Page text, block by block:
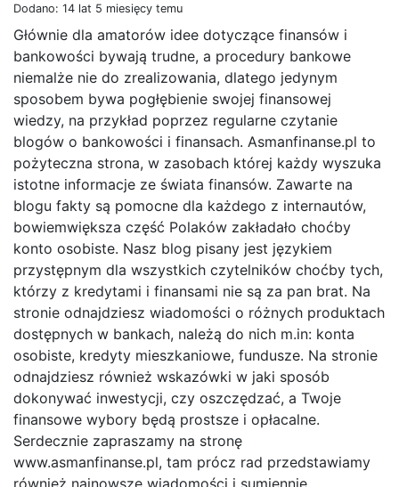
Dodano: 14 lat 5 miesięcy temu
Głównie dla amatorów idee dotyczące finansów i
bankowości bywają trudne, a procedury bankowe
niemalże nie do zrealizowania, dlatego jedynym
sposobem bywa pogłębienie swojej finansowej
wiedzy, na przykład poprzez regularne czytanie
blogów o bankowości i finansach. Asmanfinanse.pl to
pożyteczna strona, w zasobach której każdy wyszuka
istotne informacje ze świata finansów. Zawarte na
blogu fakty są pomocne dla każdego z internautów,
bowiemwiększa część Polaków zakładało choćby
konto osobiste. Nasz blog pisany jest językiem
przystępnym dla wszystkich czytelników choćby tych,
którzy z kredytami i finansami nie są za pan brat. Na
stronie odnajdziesz wiadomości o różnych produktach
dostępnych w bankach, należą do nich m.in: konta
osobiste, kredyty mieszkaniowe, fundusze. Na stronie
odnajdziesz również wskazówki w jaki sposób
dokonywać inwestycji, czy oszczędzać, a Twoje
finansowe wybory będą prostsze i opłacalne.
Serdecznie zapraszamy na stronę
www.asmanfinanse.pl, tam prócz rad przedstawiamy
również najnowsze wiadomości i sumiennie